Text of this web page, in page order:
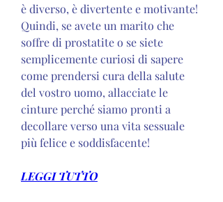
è diverso, è divertente e motivante!
Quindi, se avete un marito che
soffre di prostatite o se siete
semplicemente curiosi di sapere
come prendersi cura della salute
del vostro uomo, allacciate le
cinture perché siamo pronti a
decollare verso una vita sessuale
più felice e soddisfacente!
LEGGI TUTTO